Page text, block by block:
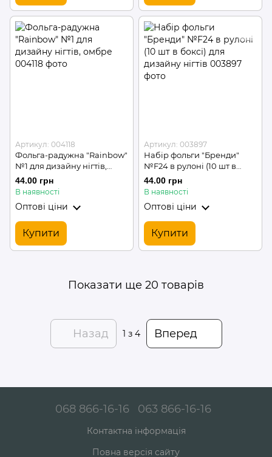
Артикул: 004118
Фольга-радужна "Rainbow"
№1 для дизайну нігтів,
омбре
44.00 грн
В наявності
Оптові ціни
Купити
Артикул: 003897
Набір фольги "Бренди"
№F24 в рулоні (10 шт в
боксі) для дизайну нігтів
44.00 грн
В наявності
Оптові ціни
Купити
Показати ще 20 товарів
Назад 1 з 4 Вперед
068 866-16-16 063 866-16-16
Контактна інформація
Повна версія сайту